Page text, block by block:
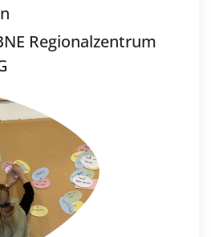
Regionalzentrum